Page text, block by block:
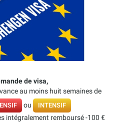
de visa,
au moins huit semaines de
ou INTENSIF
intégralement remboursé -100 €